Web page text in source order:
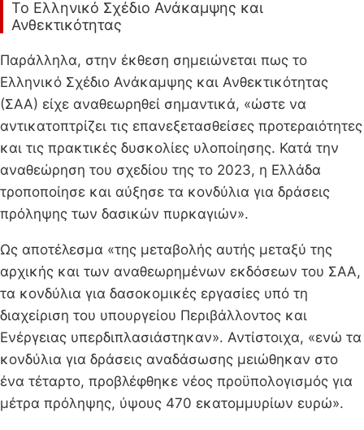
Το Ελληνικό Σχέδιο Ανάκαμψης και
Ανθεκτικότητας
Παράλληλα, στην έκθεση σημειώνεται πως το
Ελληνικό Σχέδιο Ανάκαμψης και Ανθεκτικότητας
(ΣΑΑ) είχε αναθεωρηθεί σημαντικά, «ώστε να
αντικατοπτρίζει τις επανεξετασθείσες προτεραιότητες
και τις πρακτικές δυσκολίες υλοποίησης. Κατά την
αναθεώρηση του σχεδίου της το 2023, η Ελλάδα
τροποποίησε και αύξησε τα κονδύλια για δράσεις
πρόληψης των δασικών πυρκαγιών».
Ως αποτέλεσμα «της μεταβολής αυτής μεταξύ της
αρχικής και των αναθεωρημένων εκδόσεων του ΣΑΑ,
τα κονδύλια για δασοκομικές εργασίες υπό τη
διαχείριση του υπουργείου Περιβάλλοντος και
Ενέργειας υπερδιπλασιάστηκαν». Αντίστοιχα, «ενώ τα
κονδύλια για δράσεις αναδάσωσης μειώθηκαν στο
ένα τέταρτο, προβλέφθηκε νέος προϋπολογισμός για
μέτρα πρόληψης, ύψους 470 εκατομμυρίων ευρώ».